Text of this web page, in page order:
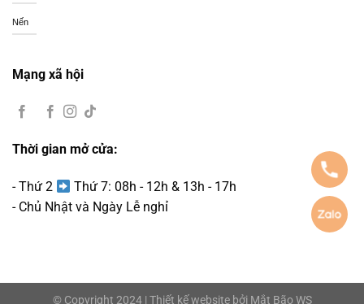
Nến
Mạng xã hội
Thời gian mở cửa:
- Thứ 2
Thứ 7: 08h - 12h & 13h - 17h
- Chủ Nhật và Ngày Lễ nghỉ
© Copyright 2024 | Thiết kế website bởi Mắt Bão WS